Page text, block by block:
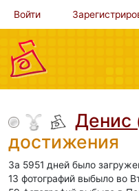
Войти
Денис
достижения
За 5951 дней было
13 фотографий выбыло во